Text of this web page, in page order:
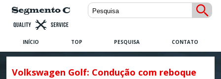
INÍCIO TOP PESQUISA CONTATO
Volkswagen Golf: Condução com reboque